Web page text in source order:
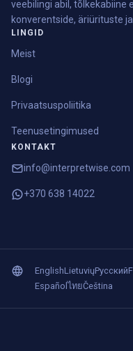
veebilingi abil, tõlkekabiine
konverentside, äriürituste
LINGID
Meist
Blogi
Privaatsuspoliitika
Teenusetingimused
KONTAKT
info@interpretwise.com
+370 638 14022
EnglishLietuviųРусский
EspañolไทยČeština